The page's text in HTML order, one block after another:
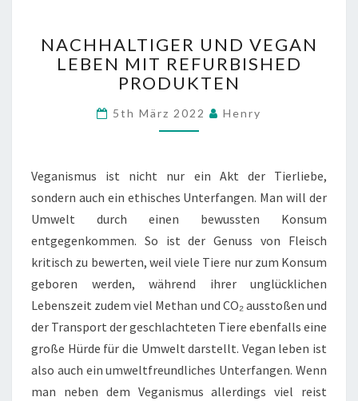
UND
VEGAN
LEBEN
REFURBISHED
PRODUKTEN
NACHHALTIGER UND VEGAN
LEBEN MIT REFURBISHED
PRODUKTEN
5th März 2022 Henry
Veganismus ist nicht nur ein Akt der Tierliebe,
sondern auch ein ethisches Unterfangen. Man will der
Umwelt durch einen bewussten Konsum
entgegenkommen. So ist der Genuss von Fleisch
kritisch zu bewerten, weil viele Tiere nur zum Konsum
geboren werden, während ihrer unglücklichen
Lebenszeit zudem viel Methan und CO₂ ausstoßen und
der Transport der geschlachteten Tiere ebenfalls eine
große Hürde für die Umwelt darstellt. Vegan leben ist
also auch ein umweltfreundliches Unterfangen. Wenn
man neben dem Veganismus allerdings viel reist